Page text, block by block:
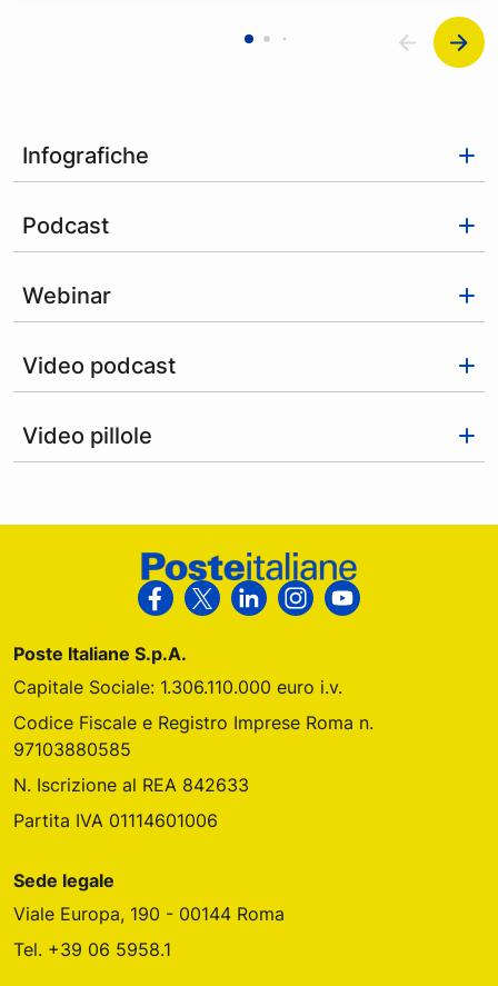
Infografiche
Podcast
Webinar
Video podcast
Video pillole
Footer Poste Italiane
Segui Poste Italiane su Facebook
Segui Poste Italiane su X
Segui Poste Italiane su
Segui Poste Italiane
Segui Poste
Poste Italiane S.p.A.
Capitale Sociale: 1.306.110.000 euro i.v.
Codice Fiscale e Registro Imprese Roma n.
97103880585
N. Iscrizione al REA 842633
Partita IVA 01114601006
Sede legale
Viale Europa, 190 - 00144 Roma
Tel. +39 06 5958.1